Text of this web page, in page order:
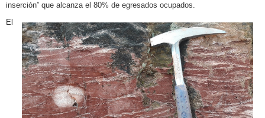
inserción” que alcanza el 80% de egresados ocupados.
El